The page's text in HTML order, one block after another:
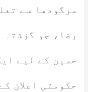
سرگودھا سے
رضا، جو گزشتہ
حسین کے لیے
حکومتی اعلان